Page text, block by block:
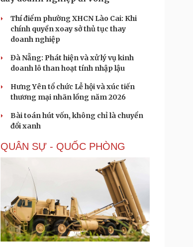
Thí điểm phường XHCN Lào Cai: Khi
chính quyền xoay sở thủ tục thay
doanh nghiệp
Đà Nẵng: Phát hiện và xử lý vụ kinh
doanh lô than hoạt tính nhập lậu
Hưng Yên tổ chức Lễ hội và xúc tiến
thương mại nhãn lồng năm 2026
Bài toán hút vốn, không chỉ là chuyển
đổi xanh
QUÂN SỰ - QUỐC PHÒNG